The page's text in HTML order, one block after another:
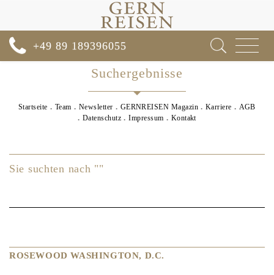
Toggle
+49 89 189396055
Suchergebnisse
Startseite Team Newsletter GERNREISEN Magazin Karriere
AGB
Datenschutz
Impressum Kontakt
Sie suchten nach ""
ROSEWOOD WASHINGTON, D.C.